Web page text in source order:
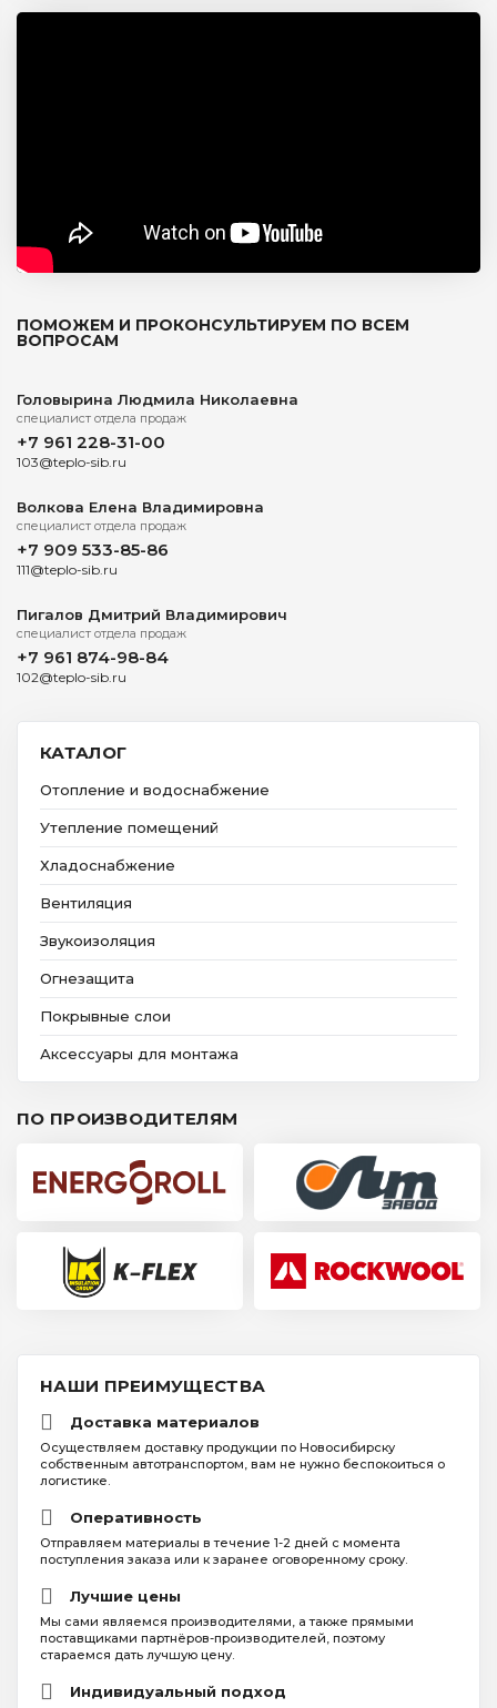
ПОМОЖЕМ И ПРОКОНСУЛЬТИРУЕМ ПО ВСЕМ
ВОПРОСАМ
Головырина Людмила Николаевна
специалист отдела продаж
+7 961 228-31-00
103@teplo-sib.ru
Волкова Елена Владимировна
специалист отдела продаж
+7 909 533-85-86
111@teplo-sib.ru
Пигалов Дмитрий Владимирович
специалист отдела продаж
+7 961 874-98-84
102@teplo-sib.ru
КАТАЛОГ
Отопление и водоснабжение
Утепление помещений
Хладоснабжение
Вентиляция
Звукоизоляция
Огнезащита
Покрывные слои
Аксессуары для монтажа
ПО ПРОИЗВОДИТЕЛЯМ
НАШИ ПРЕИМУЩЕСТВА
Доставка материалов
Осуществляем доставку продукции по Новосибирску
собственным автотранспортом, вам не нужно беспокоиться о
логистике.
Оперативность
Отправляем материалы в течение 1-2 дней с момента
поступления заказа или к заранее оговоренному сроку.
Лучшие цены
Мы сами являемся производителями, а также прямыми
поставщиками партнёров-производителей, поэтому
стараемся дать лучшую цену.
Индивидуальный подход